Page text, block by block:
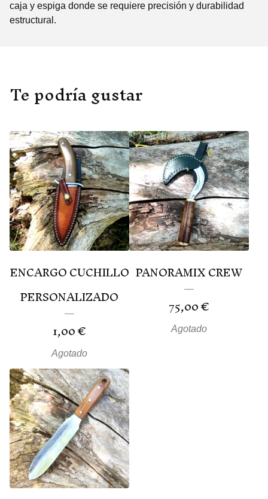
caja y espiga donde se requiere precisión y durabilidad
estructural.
Te podría gustar
ENCARGO CUCHILLO
PERSONALIZADO
1,00€
Agotado
PANORAMIX CREW
75,00€
Agotado